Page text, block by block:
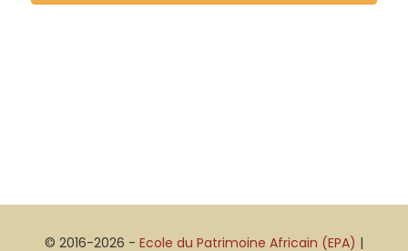
© 2016-2026 - Ecole du Patrimoine Africain (EPA) |